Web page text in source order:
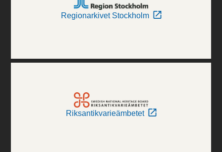
Regionarkivet Stockholm
Riksantikvarieämbetet